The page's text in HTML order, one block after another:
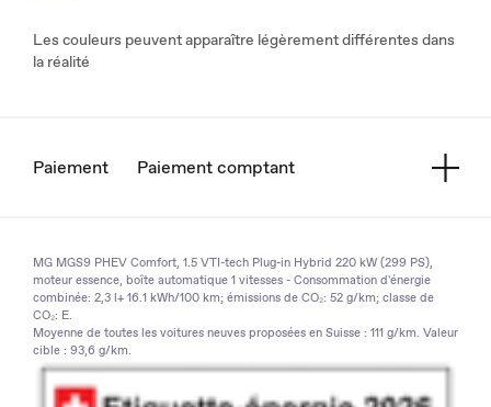
Les couleurs peuvent apparaître légèrement différentes dans
la réalité
Paiement Paiement comptant
MG MGS9 PHEV Comfort, 1.5 VTI-tech Plug-in Hybrid 220 kW (299 PS),
moteur essence, boîte automatique 1 vitesses - Consommation d'énergie
combinée: 2,3 l+ 16.1 kWh/100 km; émissions de CO₂: 52 g/km; classe de
CO₂: E.
Moyenne de toutes les voitures neuves proposées en Suisse : 111 g/km. Valeur
cible : 93,6 g/km.